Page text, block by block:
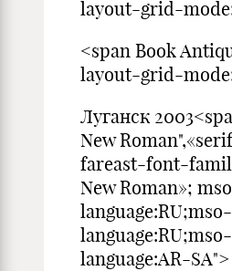
layout-grid-
<span Book
layout-grid-
Луганск
New
fareast-font-
New Roman»;
language:AR-SA">